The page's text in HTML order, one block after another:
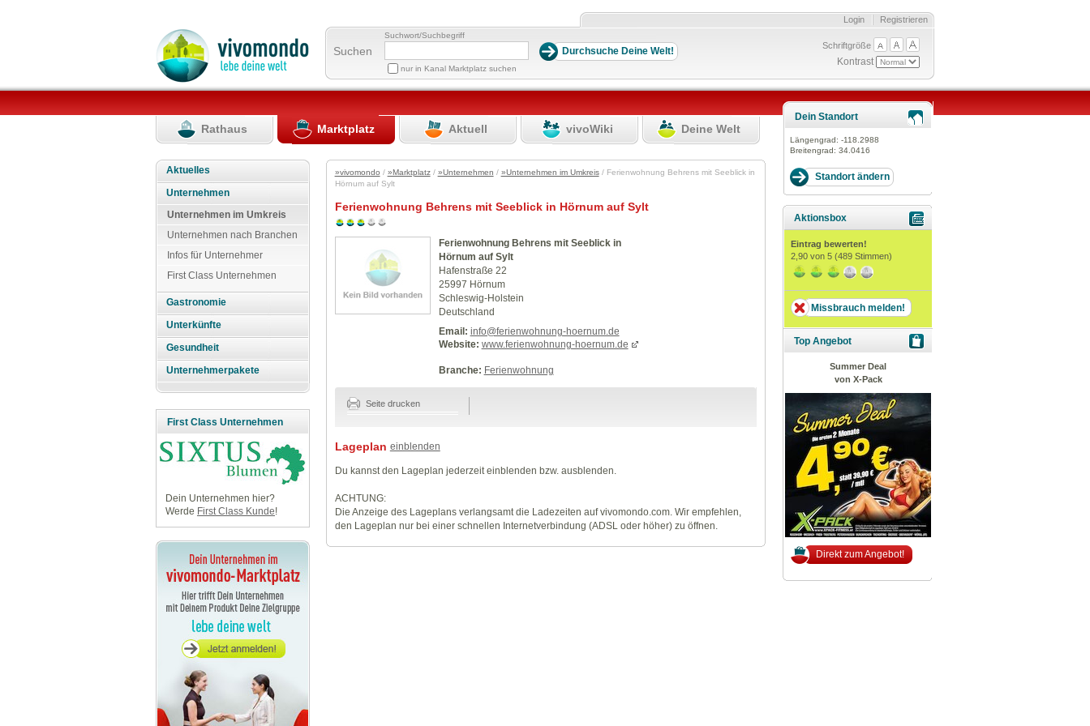
Registrieren
Login
Suchen
Suchwort/Suchbegriff
nur in Kanal Marktplatz suchen
Schriftgröße
Kontrast
Rathaus Marktplatz Aktuell vivoWiki Deine Welt
Aktuelles
Unternehmen
Unternehmen im Umkreis
Unternehmen nach Branchen
Infos für Unternehmer
First Class Unternehmen
Gastronomie
Unterkünfte
Gesundheit
Unternehmerpakete
First Class Unternehmen
Dein Unternehmen hier?
Werde First Class Kunde!
»vivomondo / »Marktplatz/ »Unternehmen / »Unternehmen im Umkreis/ Ferienwohnung Behrens mit Seeblick in
Hörnum auf Sylt
Ferienwohnung Behrens mit Seeblick in Hörnum auf Sylt
Ferienwohnung Behrens mit Seeblick in
Hörnum auf Sylt
Hafenstraße 22
25997 Hörnum
Schleswig-Holstein
Deutschland
Email: info@ferienwohnung-hoernum.de
Website: www.ferienwohnung-hoernum.de
Branche: Ferienwohnung
Seite drucken
Lageplan einblenden
Du kannst den Lageplan jederzeit einblenden bzw. ausblenden.
ACHTUNG:
Die Anzeige des Lageplans verlangsamt die Ladezeiten auf vivomondo.com. Wir empfehlen,
den Lageplan nur bei einer schnellen Internetverbindung (ADSL oder höher) zu öffnen.
Dein Standort
Längengrad: -118.2988
Breitengrad: 34.0416
Aktionsbox
Eintrag bewerten!
2,90 von 5 (489 Stimmen)
Missbrauch melden!
Top Angebot
Summer Deal
von X-Pack
Direkt zum Angebot!